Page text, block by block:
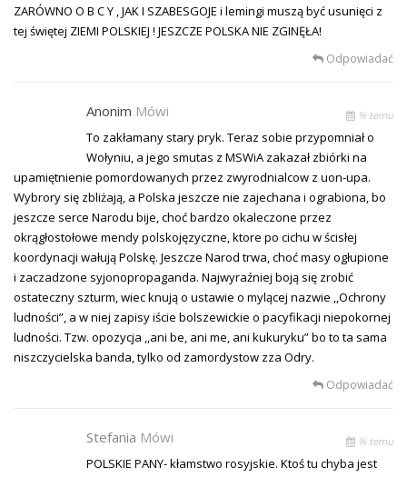
ZARÓWNO O B C Y , JAK I SZABESGOJE i lemingi muszą być usunięci z
tej świętej ZIEMI POLSKIEJ ! JESZCZE POLSKA NIE ZGINĘŁA!
Odpowiadać
Anonim Mówi % temu
To zakłamany stary pryk. Teraz sobie przypomniał o
Wołyniu, a jego smutas z MSWiA zakazał zbiórki na
upamiętnienie pomordowanych przez zwyrodnialcow z uon-upa.
Wybrory się zbliżają, a Polska jeszcze nie zajechana i ograbiona, bo
jeszcze serce Narodu bije, choć bardzo okaleczone przez
okrągłostołowe mendy polskojęzyczne, ktore po cichu w ścisłej
koordynacji wałują Polskę. Jeszcze Narod trwa, choć masy ogłupione
i zaczadzone syjonopropaganda. Najwyraźniej boją się zrobić
ostateczny szturm, wiec knują o ustawie o mylącej nazwie ,,Ochrony
ludności”, a w niej zapisy iście bolszewickie o pacyfikacji niepokornej
ludności. Tzw. opozycja ,,ani be, ani me, ani kukuryku” bo to ta sama
niszczycielska banda, tylko od zamordystow zza Odry.
Odpowiadać
Stefania Mówi % temu
POLSKIE PANY- kłamstwo rosyjskie. Ktoś tu chyba jest